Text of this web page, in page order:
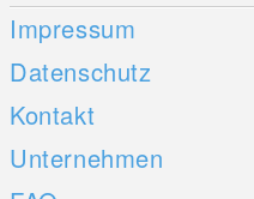
Impressum
Datenschutz
Kontakt
Unternehmen